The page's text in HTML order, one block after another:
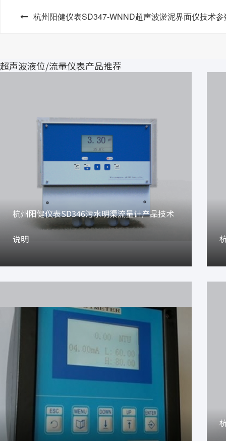
杭州阳健仪表SD347-WNND超声波淤泥界面仪技术参
超声波液位/流量仪表产品推荐
杭州阳健仪表SD346污水明渠流量计产品技术
说明